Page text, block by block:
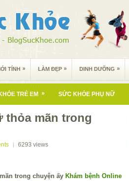
TÍNH » LÀM ĐẸP » DINH DƯỠNG »
TRẺ EM » SỨC KHỎE PHỤ NỮ
thỏa mãn trong
6293 views
Khám bệnh Online